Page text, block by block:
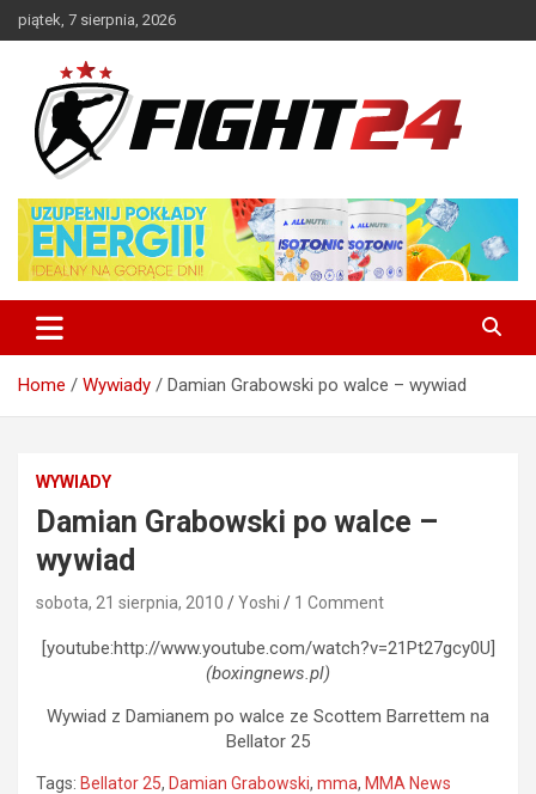
Skip
to
piątek, 7 sierpnia, 2026
FIGHT24.PL – MMA i K-1, UFC
Home Wywiady Damian Grabowski po walce – wywiad
WYWIADY
Damian Grabowski po walce –
wywiad
sobota, 21 sierpnia, 2010 Yoshi 1 Comment
[youtube:http://www.youtube.com/watch?v=21Pt27gcy0U]
(boxingnews.pl)
Wywiad z Damianem po walce ze Scottem Barrettem na
Bellator 25
Tags: Bellator 25, Damian Grabowski, mma, MMA News